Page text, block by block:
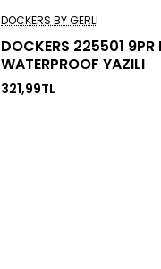
Stoklarda Yok
DOCKERS BY GERLI
DOCKERS 225501 9PR
WATERPROOF YAZILI
321,99TL